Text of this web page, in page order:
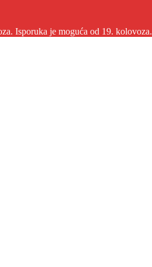
Isporuka je moguća od 19. kolovoza.